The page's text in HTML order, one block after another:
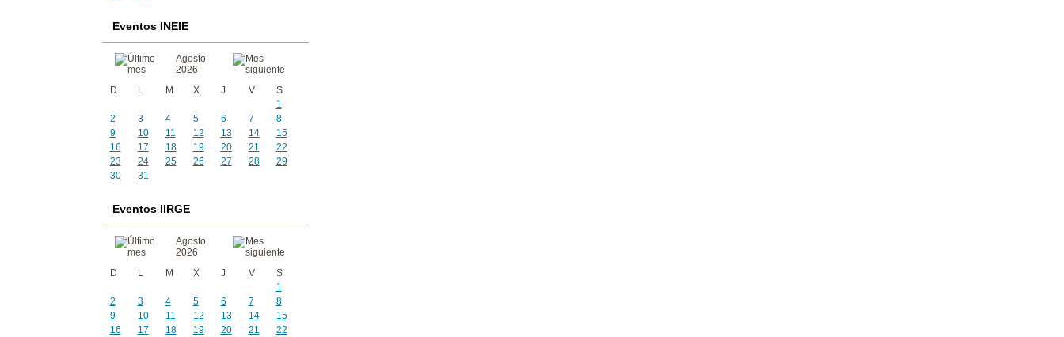
Eventos INEIE
Agosto
2026
D
L M X J V
S
1
2
3 4 5 6 7
8
9
10 11 12 13 14
15
16
17 18 19 20 21
22
23
24 25 26 27 28
29
30
31
Eventos IIRGE
Agosto
2026
D
L M X J V
S
1
2
3 4 5 6 7
8
9
10 11 12 13 14
15
16
17 18 19 20 21 22